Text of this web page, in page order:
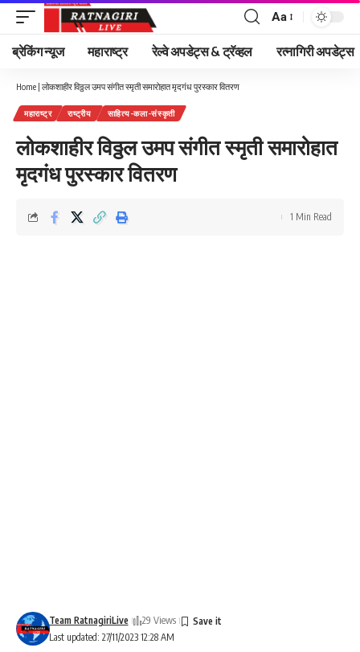
Font
Resizer
Aa
ब्रेकिंग न्यूज महाराष्ट्र रेल्वे अपडेट्स & ट्रॅव्हल रत्नागिरी अपडेट्स
Home | लोकशाहीर विठ्ठल उमप संगीत स्मृती समारोहात मृदगंध पुरस्कार वितरण
महाराष्ट्र राष्ट्रीय साहित्य-कला-संस्कृती
लोकशाहीर विठ्ठल उमप संगीत स्मृती समारोहात
मृदगंध पुरस्कार वितरण
Last updated: 27/11/2023 12:28 AM
Team RatnagiriLive 29 Views
1 Min Read